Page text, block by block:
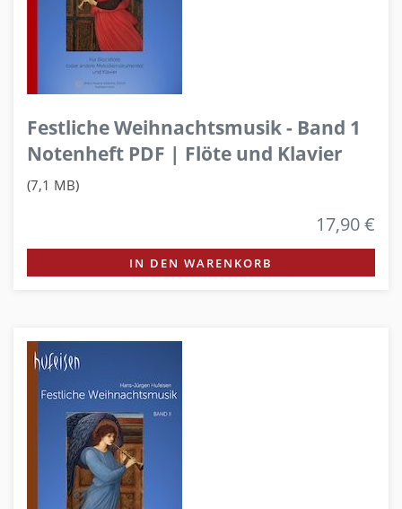
Festliche Weihnachtsmusik - Band 1
Notenheft PDF | Flöte und Klavier
(7,1 MB)
17,90 €
IN DEN WARENKORB